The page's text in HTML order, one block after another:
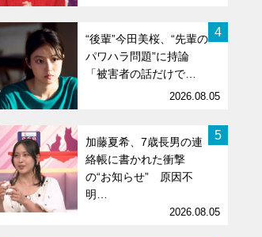
4
“後輩”今田美桜、“先輩の
パワハラ問題”に持論
「被害者の話だけで…
2026.08.05
5
加藤夏希、7歳長男の連
絡帳に書かれた衝撃
の“お知らせ” 原因不
明…
2026.08.05